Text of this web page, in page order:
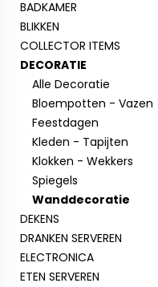
BADKAMER
BLIKKEN
COLLECTOR ITEMS
DECORATIE
Alle Decoratie
Bloempotten - Vazen
Feestdagen
Kleden - Tapijten
Klokken - Wekkers
Spiegels
Wanddecoratie
DEKENS
DRANKEN SERVEREN
ELECTRONICA
ETEN SERVEREN